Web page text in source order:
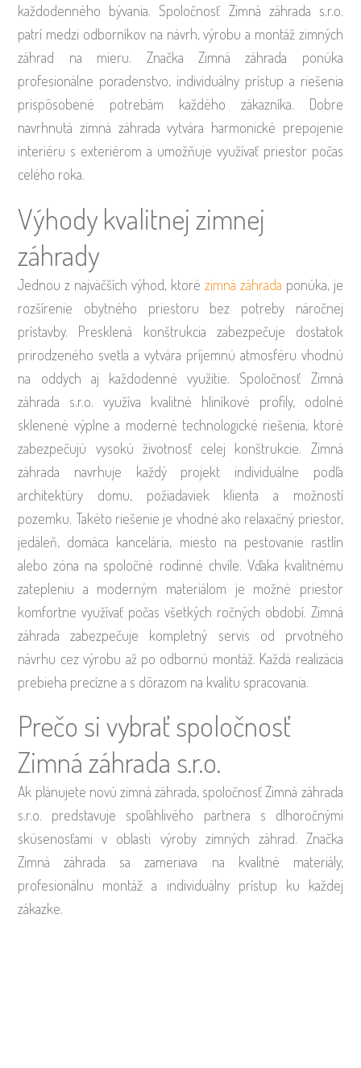
každodenného bývania. Spoločnosť Zimná záhrada s.r.o.
patrí medzi odborníkov na návrh, výrobu a montáž zimných
záhrad na mieru. Značka Zimná záhrada ponúka
profesionálne poradenstvo, individuálny prístup a riešenia
prispôsobené potrebám každého zákazníka. Dobre
navrhnutá zimná záhrada vytvára harmonické prepojenie
interiéru s exteriérom a umožňuje využívať priestor počas
celého roka.
Výhody kvalitnej zimnej
záhrady
Jednou z najväčších výhod, ktoré zimná záhrada ponúka, je
rozšírenie obytného priestoru bez potreby náročnej
prístavby. Presklená konštrukcia zabezpečuje dostatok
prirodzeného svetla a vytvára príjemnú atmosféru vhodnú
na oddych aj každodenné využitie. Spoločnosť Zimná
záhrada s.r.o. využíva kvalitné hliníkové profily, odolné
sklenené výplne a moderné technologické riešenia, ktoré
zabezpečujú vysokú životnosť celej konštrukcie. Zimná
záhrada navrhuje každý projekt individuálne podľa
architektúry domu, požiadaviek klienta a možností
pozemku. Takéto riešenie je vhodné ako relaxačný priestor,
jedáleň, domáca kancelária, miesto na pestovanie rastlín
alebo zóna na spoločné rodinné chvíle. Vďaka kvalitnému
zatepleniu a moderným materiálom je možné priestor
komfortne využívať počas všetkých ročných období. Zimná
záhrada zabezpečuje kompletný servis od prvotného
návrhu cez výrobu až po odbornú montáž. Každá realizácia
prebieha precízne a s dôrazom na kvalitu spracovania.
Prečo si vybrať spoločnosť
Zimná záhrada s.r.o.
Ak plánujete novú zimná záhrada, spoločnosť Zimná záhrada
s.r.o. predstavuje spoľahlivého partnera s dlhoročnými
skúsenosťami v oblasti výroby zimných záhrad. Značka
Zimná záhrada sa zameriava na kvalitné materiály,
profesionálnu montáž a individuálny prístup ku každej
zákazke.